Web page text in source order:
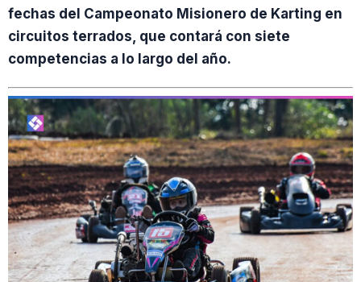
fechas del Campeonato Misionero de Karting en
circuitos terrados, que contará con siete
competencias a lo largo del año.